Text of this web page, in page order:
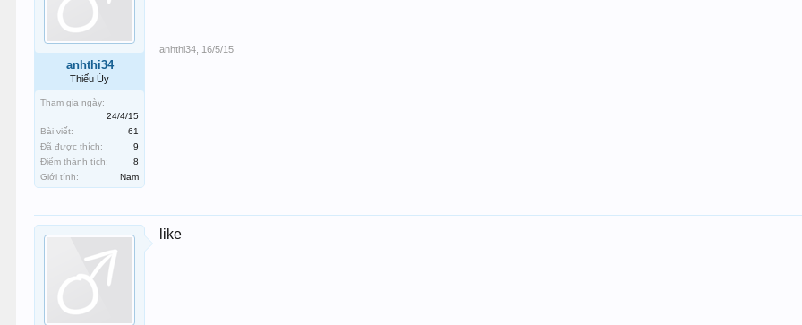
anhthi34
Thiếu Úy
Tham gia ngày:
24/4/15
Bài viết:
61
Đã được thích:
9
Điểm thành tích:
8
Giới tính:
Nam
anhthi34 16/5/15
like